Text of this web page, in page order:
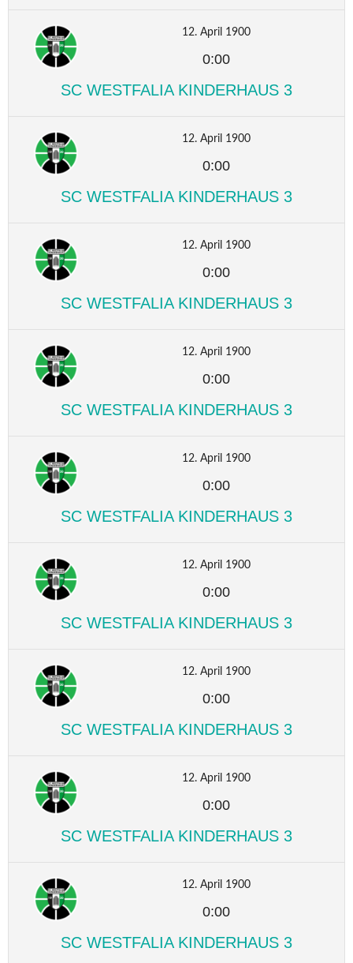
12. April 1900
0:00
SC WESTFALIA KINDERHAUS 3
12. April 1900
0:00
SC WESTFALIA KINDERHAUS 3
12. April 1900
0:00
SC WESTFALIA KINDERHAUS 3
12. April 1900
0:00
SC WESTFALIA KINDERHAUS 3
12. April 1900
0:00
SC WESTFALIA KINDERHAUS 3
12. April 1900
0:00
SC WESTFALIA KINDERHAUS 3
12. April 1900
0:00
SC WESTFALIA KINDERHAUS 3
12. April 1900
0:00
SC WESTFALIA KINDERHAUS 3
12. April 1900
0:00
SC WESTFALIA KINDERHAUS 3